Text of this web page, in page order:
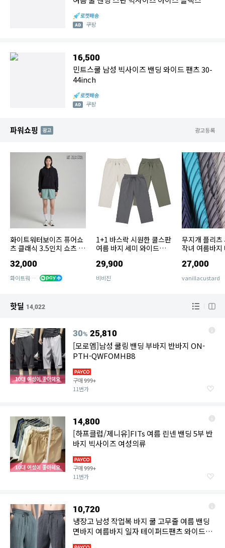
쿠팡
16,500
민트스쿨 남성 빅사이즈 밴딩 와이드 팬츠 30-
44inch
쿠팡
파워쇼핑 AD 광고등록
화이트워터보이즈 퓨어쇼
츠 클래식 3.5인치 쇼츠 면
32,000
화이트워터보이즈
1+1 바스락 시원한 쿨스판
여름 바지 세미 와이드핏
29,900
비비진
무지개 플리츠
작녀 여름바지
27,000
vanillacustard
핫딜 14,022
10대 여성이 좋아해요
30% 25,810
[모로엠]남성 쿨링 밴딩 부바지 반바지 ON-
PTH-QWFOMHB8
구매999+
11번가
10대 여성이 좋아해요
14,800
[하프클럽/제니유]FITs 여름 린넨 밴딩 5부 반
바지 빅사이즈 여성의류
구매999+
11번가
10,720
냉장고 남성 작업복 바지 쿨 고무줄 여름 밴딩
면바지 여름바지 일자 테이퍼드팬츠 와이드팬